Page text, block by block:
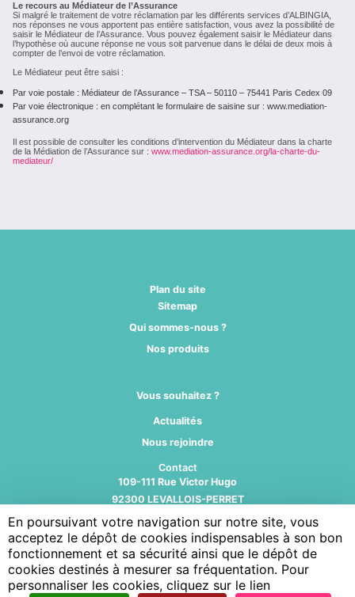
Le recours au Médiateur de l’Assurance
Si malgré le traitement de votre réclamation par les différents services d’ALBINGIA,
nos réponses ne vous apportent pas entière satisfaction, vous avez la possibilité de
saisir le Médiateur de l’Assurance. Vous pouvez également saisir le Médiateur dans
l’hypothèse où aucune réponse ne vous soit parvenue dans le délai de deux mois à
compter de l’envoi de votre réclamation.
Le Médiateur peut être saisi :
Par voie postale : Médiateur de l’Assurance – TSA – 50110 – 75441 Paris Cedex 09
Par voie électronique : en complétant le formulaire de saisine sur : www.mediation-
assurance.org
Il est possible de consulter les conditions d’intervention du Médiateur dans la charte
de la Médiation de l’Assurance sur : www.mediation-assurance.org/la-charte-du-
mediateur/
Plan du site
Sitemap
Qui sommes-nous ?
Nos produits
Vous souhaitez ?
Actualités
Nous rejoindre
Contact
109-111 Rue Victor Hugo
92300 LEVALLOIS-PERRET
N° TEL: 0141067000
Suivez-nous
En poursuivant votre navigation sur notre site, vous
acceptez le dépôt de cookies indispensables à son bon
fonctionnement et sa sécurité ainsi que le dépôt de
cookies destinés à mesurer sa fréquentation. Pour
personnaliser les cookies, cliquez sur le lien